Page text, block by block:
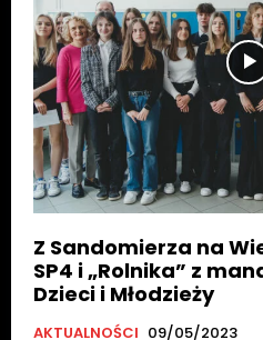
Z Sandomierza na
SP4 i „Rolnika” z
Dzieci i Młodzieży
AKTUALNOŚCI 09/05/2023